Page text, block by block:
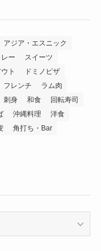
アジア・エスニック
レー
スイーツ
ト
ドミノピザ
フレンチ
ラム肉
刺身 和食
回転寿司
沖縄料理
洋食
角打ち・Bar